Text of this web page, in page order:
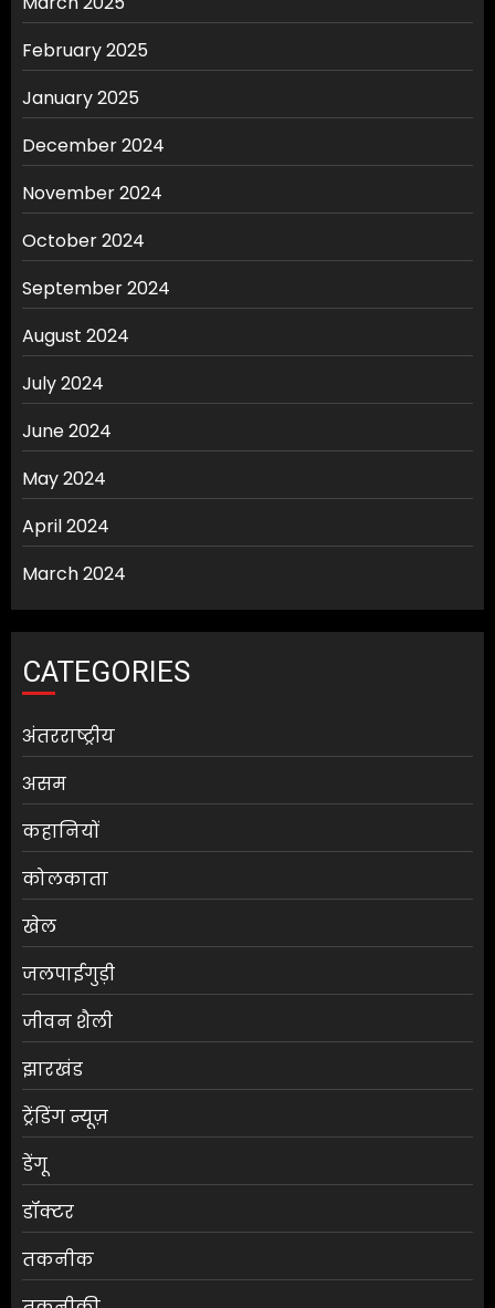
February 2025
January 2025
December 2024
November 2024
October 2024
September 2024
August 2024
July 2024
June 2024
May 2024
April 2024
March 2024
CATEGORIES
अंतरराष्ट्रीय
असम
कहानियों
कोलकाता
खेल
जलपाईगुड़ी
जीवन शैली
झारखंड
ट्रेंडिंग न्यूज़
डेंगू
डॉक्टर
तकनीक